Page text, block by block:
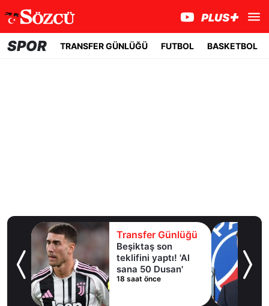
SPOR TRANSFER GÜNLÜĞÜ FUTBOL BASKETBOL
Transfer Günlüğü
Beşiktaş son
teklifini yaptı! 'Al
sana 50 Dusan'
18 saat önce